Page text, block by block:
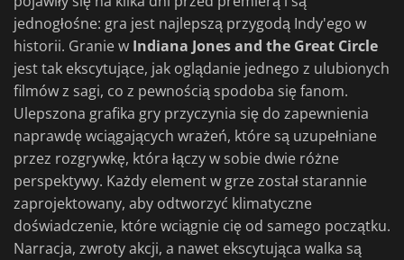
jednogłośne: gra jest najlepszą przygodą Indy'ego w
historii. Granie w Indiana Jones and the Great Circle
jest tak ekscytujące, jak oglądanie jednego z ulubionych
filmów z sagi, co z pewnością spodoba się fanom.
Ulepszona grafika gry przyczynia się do zapewnienia
naprawdę wciągających wrażeń, które są uzupełniane
przez rozgrywkę, która łączy w sobie dwie różne
perspektywy. Każdy element w grze został starannie
zaprojektowany, aby odtworzyć klimatyczne
doświadczenie, które wciągnie cię od samego początku.
Narracja, zwroty akcji, a nawet ekscytująca walka są